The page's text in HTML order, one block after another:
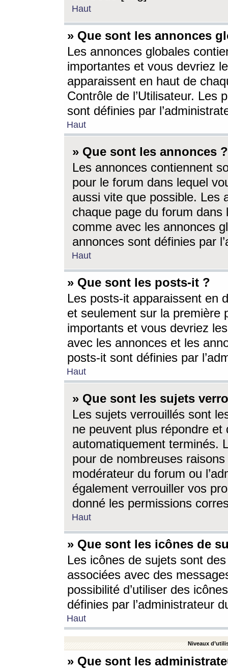
Haut
» Que sont les annonces
Les annonces globales
importantes et vous devriez
apparaissent en haut de
Contrôle de l’Utilisateur. Les
sont définies par
Haut
» Que sont les annonces ?
Les annonces contiennent
pour le forum dans lequel
aussi vite que possible. Les
chaque page du forum dans
comme avec les annonces
annonces sont définies par
Haut
» Que sont les posts-it ?
Les posts-it apparaissent en
et seulement sur la première
importants et vous devriez
avec les annonces et les
posts-it sont définies par
Haut
» Que sont les sujets
Les sujets verrouillés sont
ne peuvent plus répondre
automatiquement terminés.
pour de nombreuses
modérateur du forum ou
également verrouiller vos
donné les permissions
Haut
» Que sont les icônes de
Les icônes de sujets sont
associées avec des
possibilité d’utiliser des
définies par l’administrateur
Haut
Niveaux
» Que sont les